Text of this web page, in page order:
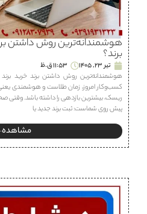
هوشمندانه‌ترین روش داشتن
برند؟
تیر 23, 1405
11:53 ق.ظ
هوشمندانه‌ترین روش داشتن برند خرید
کسب‌وکار امروز، زمان طلاست و هوشمندی
ریسک، بیشترین بازدهی را داشته باشد. وقتی
پیش روی شماست: ثبت برند جدید یا
مشاهده